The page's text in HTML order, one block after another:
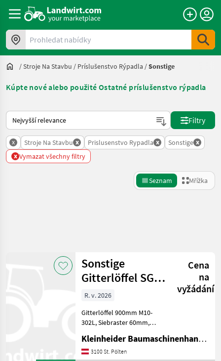
Prohledat nabídky
/Stroje Na Stavbu / Príslušenstvo Rýpadla /Sonstige
Kúpte nové alebo použité Ostatné príslušenstvo rýpadla
Takto se řadí nabídky na Landwirt.com
Filtry
x Stroje Na Stavbu x Prislusenstvo Rypadla x Sonstige x
x Vymazat všechny filtry
Seznam Mřížka
Kategorie 4 Země Filtry
Zobrazit
výsledků
Sonstige
Gitterlöffel SGL
0900 H10080
Cena
na
vyžádání
R. v. 2026
Gitterlöffel 900mm M10-
302L, Siebraster 60mm,
na stavbu príslušenstvo
rýpadla
Kleinheider Baumaschinenhandel GmbH.
3100 St. Pölten